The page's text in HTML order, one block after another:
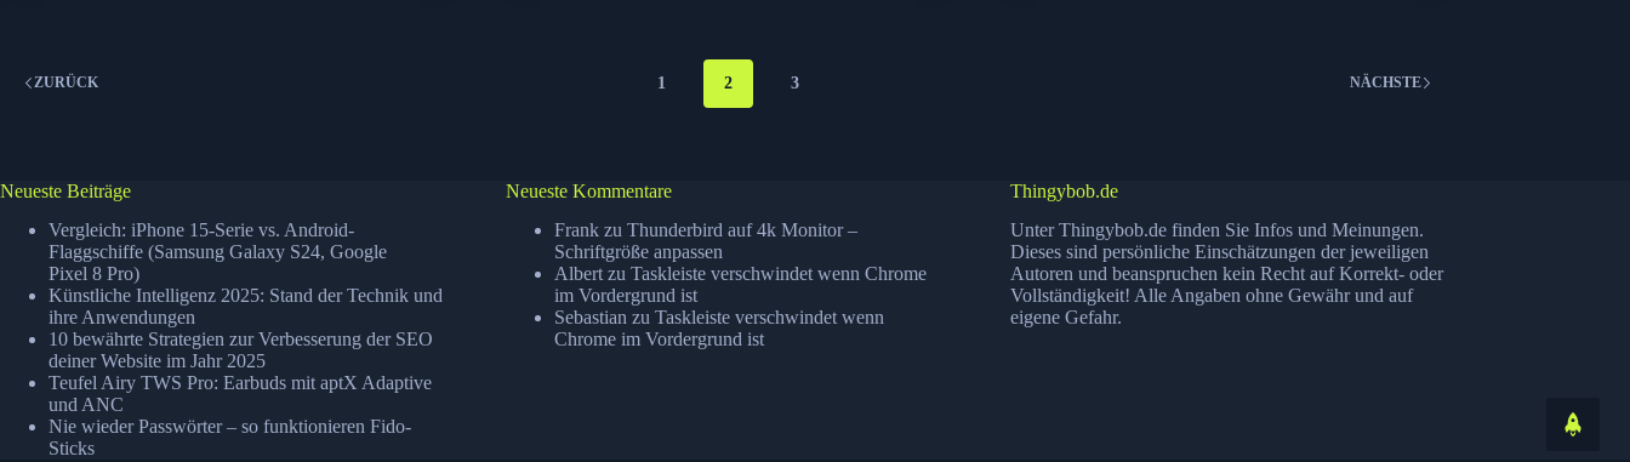
ZURÜCK 1 2 3 NÄCHSTE
Neueste Beiträge
Vergleich: iPhone 15-Serie vs. Android-
Flaggschiffe (Samsung Galaxy S24, Google
Pixel 8 Pro)
Künstliche Intelligenz 2025: Stand der Technik und
ihre Anwendungen
10 bewährte Strategien zur Verbesserung der SEO
deiner Website im Jahr 2025
Teufel Airy TWS Pro: Earbuds mit aptX Adaptive
und ANC
Nie wieder Passwörter – so funktionieren Fido-
Sticks
Neueste Kommentare
Frankzu Thunderbird auf 4k Monitor –
Schriftgröße anpassen
Albertzu Taskleiste verschwindet wenn Chrome
im Vordergrund ist
Sebastian zu Taskleiste verschwindet wenn
Chrome im Vordergrund ist
Thingybob.de
Unter Thingybob.de finden Sie Infos und Meinungen.
Dieses sind persönliche Einschätzungen der jeweiligen
Autoren und beanspruchen kein Recht auf Korrekt- oder
Vollständigkeit! Alle Angaben ohne Gewähr und auf
eigene Gefahr.